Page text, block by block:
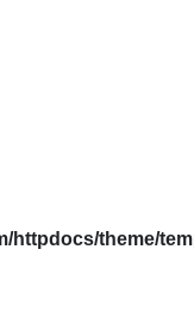
theme/